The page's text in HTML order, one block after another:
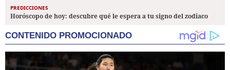
PREDICCIONES
Horóscopo de hoy: descubre qué le espera a tu signo del zodiaco
CONTENIDO PROMOCIONADO